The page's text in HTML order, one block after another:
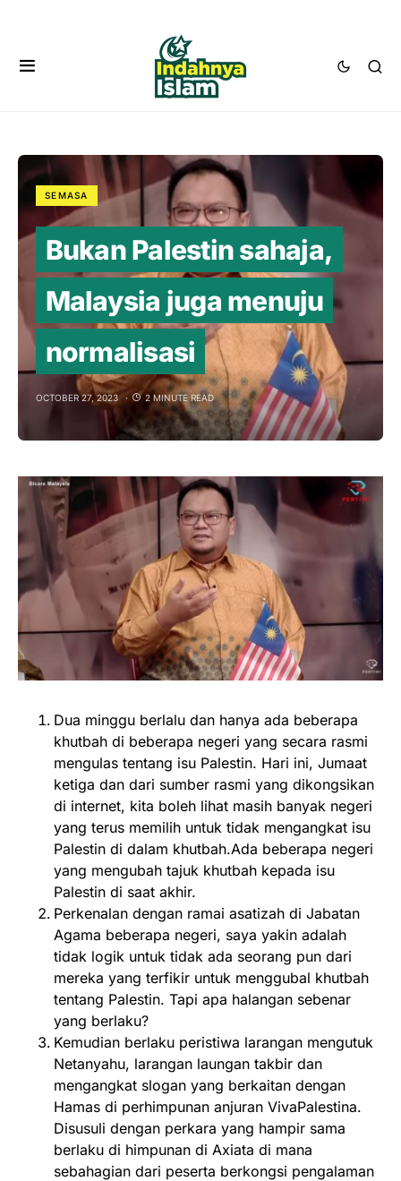
SEMASA
Bukan Palestin sahaja,
Malaysia juga menuju
normalisasi
OCTOBER 27, 2023 2 MINUTE READ
Dua minggu berlalu dan hanya ada beberapa
khutbah di beberapa negeri yang secara rasmi
mengulas tentang isu Palestin. Hari ini, Jumaat
ketiga dan dari sumber rasmi yang dikongsikan
di internet, kita boleh lihat masih banyak negeri
yang terus memilih untuk tidak mengangkat isu
Palestin di dalam khutbah.Ada beberapa negeri
yang mengubah tajuk khutbah kepada isu
Palestin di saat akhir.
Perkenalan dengan ramai asatizah di Jabatan
Agama beberapa negeri, saya yakin adalah
tidak logik untuk tidak ada seorang pun dari
mereka yang terfikir untuk menggubal khutbah
tentang Palestin. Tapi apa halangan sebenar
yang berlaku?
Kemudian berlaku peristiwa larangan mengutuk
Netanyahu, larangan laungan takbir dan
mengangkat slogan yang berkaitan dengan
Hamas di perhimpunan anjuran VivaPalestina.
Disusuli dengan perkara yang hampir sama
berlaku di himpunan di Axiata di mana
sebahagian dari peserta berkongsi pengalaman